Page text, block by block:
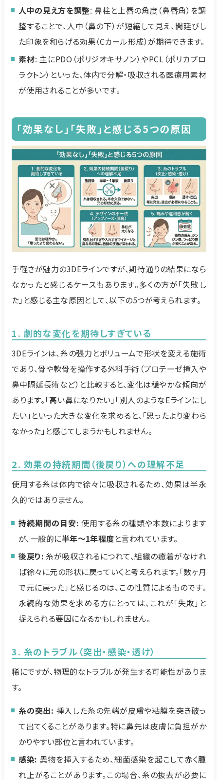
人中の見え方を調整: 鼻柱と上唇の角度（鼻唇角）を調
整することで、人中（鼻の下）が短縮して見え、間延びし
た印象を和らげる効果（Cカール形成）が期待できます。
素材: 主にPDO（ポリジオキサノン）やPCL（ポリカプロ
ラクトン）といった、体内で分解・吸収される医療用素材
が使用されることが多いです。
「効果なし」「失敗」と感じる5つの原因
手軽さが魅力の3DEラインですが、期待通りの結果になら
なかったと感じるケースもあります。多くの方が「失敗し
た」と感じる主な原因として、以下の5つが考えられます。
1. 劇的な変化を期待しすぎている
3DEラインは、糸の張力とボリュームで形状を変える施術
であり、骨や軟骨を操作する外科手術（プロテーゼ挿入や
鼻中隔延長術など）と比較すると、変化は穏やかな傾向が
あります。「高い鼻になりたい」「別人のようなEラインにし
たい」といった大きな変化を求めると、「思ったより変わら
なかった」と感じてしまうかもしれません。
2. 効果の持続期間（後戻り）への理解不足
使用する糸は体内で徐々に吸収されるため、効果は半永
久的ではありません。
持続期間の目安: 使用する糸の種類や本数によります
が、一般的に半年〜1年程度と言われています。
後戻り: 糸が吸収されるにつれて、組織の癒着がなけれ
ば徐々に元の形状に戻っていくと考えられます。「数ヶ月
で元に戻った」と感じるのは、この性質によるものです。
永続的な効果を求める方にとっては、これが「失敗」と
捉えられる要因になるかもしれません。
3. 糸のトラブル（突出・感染・透け）
稀にですが、物理的なトラブルが発生する可能性がありま
す。
糸の突出: 挿入した糸の先端が皮膚や粘膜を突き破っ
て出てくることがあります。特に鼻先は皮膚に負担がか
かりやすい部位と言われています。
感染: 異物を挿入するため、細菌感染を起こして赤く腫
れ上がることがあります。この場合、糸の抜去が必要に